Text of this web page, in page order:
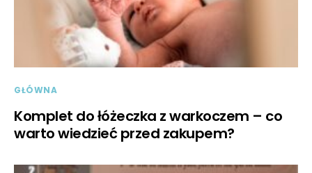
GŁÓWNA
Komplet do łóżeczka z warkoczem – co
warto wiedzieć przed zakupem?